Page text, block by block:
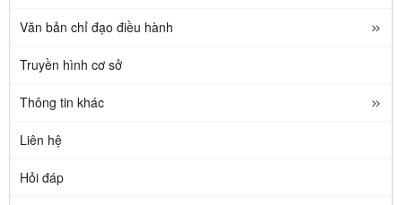
Văn bản chỉ đạo điều hành
Truyền hình cơ sở
Thông tin khác
Liên hệ
Hỏi đáp